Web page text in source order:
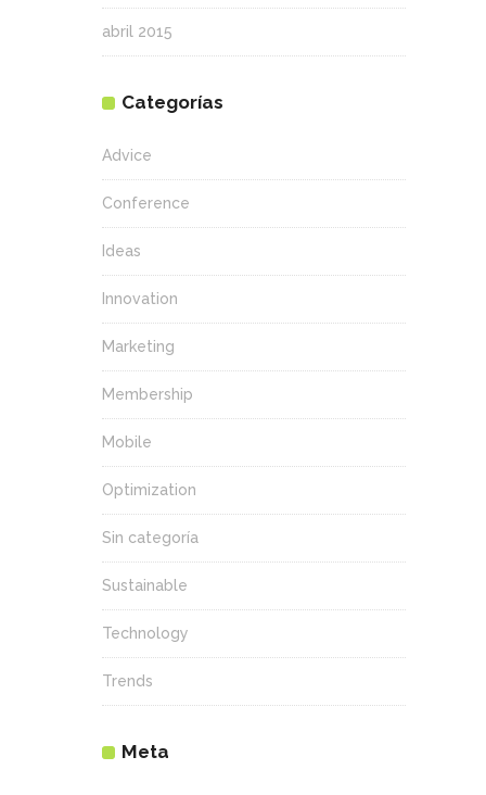
abril 2015
Categorías
Advice
Conference
Ideas
Innovation
Marketing
Membership
Mobile
Optimization
Sin categoría
Sustainable
Technology
Trends
Meta